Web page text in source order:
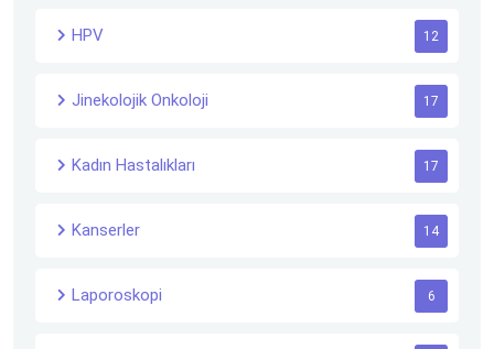
HPV 12
Jinekolojik Onkoloji 17
Kadın Hastalıkları 17
Kanserler 14
Laporoskopi 6